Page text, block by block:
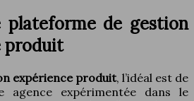
plateforme de gestion
produit
expérience produit, l’idéal est de
agence expérimentée dans le